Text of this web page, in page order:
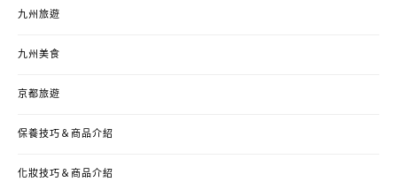
九州旅遊
九州美食
京都旅遊
保養技巧＆商品介紹
化妝技巧＆商品介紹